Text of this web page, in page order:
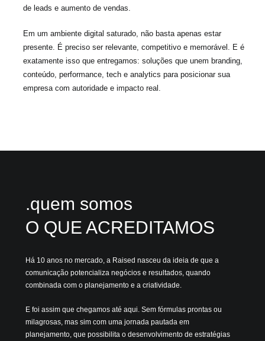
de leads e aumento de vendas.
Em um ambiente digital saturado, não basta apenas estar
presente. É preciso ser relevante, competitivo e memorável. E é
exatamente isso que entregamos: soluções que unem branding,
conteúdo, performance, tech e analytics para posicionar sua
empresa com autoridade e impacto real.
.quem somos
O QUE ACREDITAMOS
Há 10 anos no mercado, a Raised nasceu da ideia de que a
comunicação potencializa negócios e resultados, quando
combinada com o planejamento e a criatividade.
E foi assim que chegamos até aqui. Sem fórmulas prontas ou
milagrosas, mas sim com uma jornada pautada em
planejamento, que possibilita o desenvolvimento de estratégias